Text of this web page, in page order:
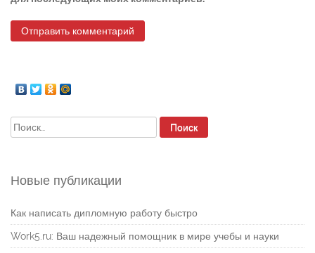
Найти:
Новые публикации
Как написать дипломную работу быстро
Work5.ru: Ваш надежный помощник в мире учебы и науки